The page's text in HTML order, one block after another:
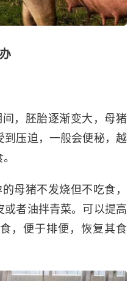
间，胚胎逐渐变大，母猪
到压迫，一般会便秘，越
母猪不发烧但不吃食，
者油拌青菜。可以提高
，便于排便，恢复其食